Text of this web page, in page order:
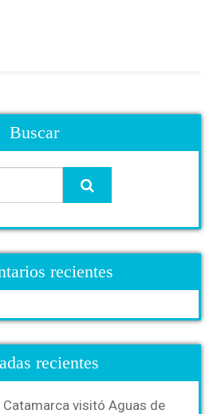
Buscar
recientes
recientes
Catamarca visitó Aguas de